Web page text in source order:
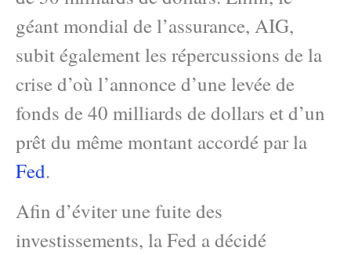
géant mondial de l’assurance, AIG,
subit également les répercussions de la
crise d’où l’annonce d’une levée de
fonds de 40 milliards de dollars et d’un
prêt du même montant accordé par la
Fed.
Afin d’éviter une fuite des
investissements, la Fed a décidé